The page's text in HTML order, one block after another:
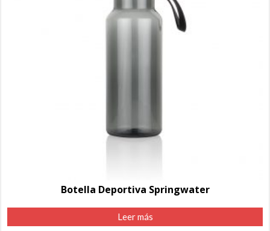
Botella Deportiva Springwater
Leer más